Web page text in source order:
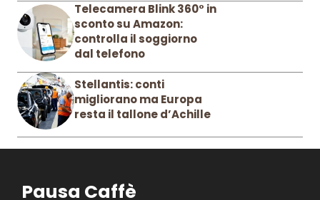
Telecamera Blink 360° in
sconto su Amazon:
controlla il soggiorno
dal telefono
Stellantis: conti
migliorano ma Europa
resta il tallone d’Achille
Pausa Caffè